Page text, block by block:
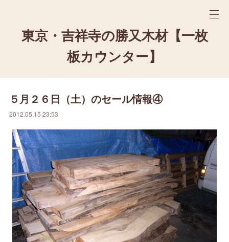
東京・吉祥寺の勝又木材【一枚
板カウンター】
５月２６日（土）のセール情報④
2012.05.15 23:53